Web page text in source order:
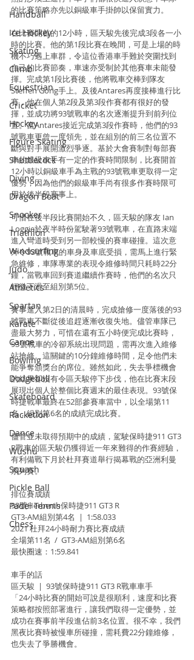
Handball
Ice Hockey
Skating
Climb
Equestrian
Cricket
Hockey
Figure Skating
Shuttlecock
Diving
Dragon Boat
Snooker
Triathlon
Windsurfing
Judo
Athletics
Spartan
Karate
Canoe
Bowling
Dodgeball
Skateboard
Racketlon
Dance
Wushu
Squash
Pickle Ball
Padel Tennis
Chess
的比賽策略亦先以銅級車手掛帥以保留實力。
在比賽開首的12小時，區天駿先後完成3段各一小
時的比賽。他的第1段比賽在晚間，可是上場的時
機不巧遇上車群，令這位香港車手難於突圍找到
自己的比賽節奏，車速亦受制於其他賽車未能發
揮。完成第1段比賽後，他將戰車交棒到隊友
Steffen Görig手上。及後Antares再度接棒進行比
賽，他在個人第2段及第3段作賽都有很好的發
揮，並成功將93號戰車的名次逐漸提升到前列位
置。當Antares接近完成第3段作賽時，他們的93
號戰車更曾一度領先，並在組別的前三名位置不
斷與對手展開激烈爭逐。基於大會賽制對每部賽
車的銀級車手有一定的作賽時間限制，比賽開首
12小時以銅級車手為主戰的93號戰車更取得一定
優勢，因為他們的銀級車手尚有很多作賽時限可
用於後半段賽事上。
可惜在後半段比賽開始不久，區天駿的隊友 Ian
Loggie於夜半時份駕駛著93號戰車，在直路末端
進入彎道時受到另一部較慢的賽車碰撞。這次意
外令93號戰車的車身及車底受損，需馬上進行緊
急維修，車隊專業的表現令維修時間只耗時22分
鐘，當戰車回到賽道繼續作賽時，他們的名次只
輕微下滑至組別第5位。
賽事進入第2日的清晨時，完成搶修一度落後的93
號戰車不斷從後追趕逐漸收復失地。儘管車隊已
盡最大努力，可惜在還有五小時便完成比賽時，
93號戰車的冷卻系統出現問題，需再次進入維修
站搶修。這關鍵的10分鐘維修時間，足令他們未
能爭奪頒獎台的席位。雖然如此，失去爭標機會
的結果卻沒有令區天駿停下步伐，他在比賽末段
展現出個人於整個比賽週末的最佳表現。93號保
時捷戰車最終在52部參賽車當中，以全場第11
名，組別第6名的成績完成比賽。
儘管並未取得預期中的成績，駕駛保時捷911 GT3
R戰車的區天駿仍獲得近一年來難得的作賽經驗，
有利備戰下月於杜拜賽道舉行揭幕戰的亞洲利曼
系列賽。
排位賽成績
93號Herberth保時捷911 GT3 R
GT3-AM組別第4名  |  1:58.033
2021 杜拜24小時耐力賽比賽成績
全場第11名  /  GT3-AM組別第6名
最快圈速：1:59.841
車手的話
區天駿  |  93號保時捷911 GT3 R戰車車手
「24小時比賽的開始可說是很順利，速度和比賽
策略都按照部署進行，讓我們取得一定優勢，並
成功在賽事前半段進佔前3名位置。很不幸，我們
黑夜比賽時被慢車所碰撞，需耗費22分鐘維修，
也失去了爭勝機會。